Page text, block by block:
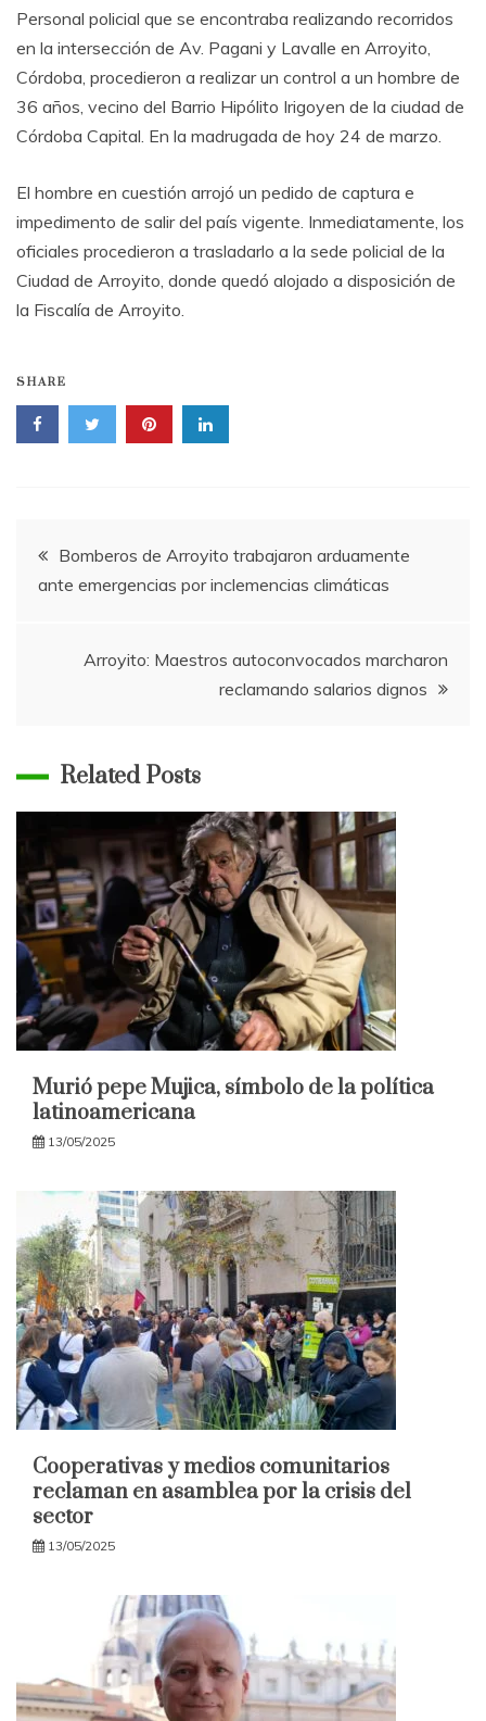
Personal policial que se encontraba realizando recorridos
en la intersección de Av. Pagani y Lavalle en Arroyito,
Córdoba, procedieron a realizar un control a un hombre de
36 años, vecino del Barrio Hipólito Irigoyen de la ciudad de
Córdoba Capital. En la madrugada de hoy 24 de marzo.
El hombre en cuestión arrojó un pedido de captura e
impedimento de salir del país vigente. Inmediatamente, los
oficiales procedieron a trasladarlo a la sede policial de la
Ciudad de Arroyito, donde quedó alojado a disposición de
la Fiscalía de Arroyito.
SHARE
Navegación
de
entradas
Bomberos de Arroyito trabajaron arduamente
ante emergencias por inclemencias climáticas
Arroyito: Maestros autoconvocados marcharon
reclamando salarios dignos
Related Posts
Murió pepe Mujica, símbolo de la política
latinoamericana
13/05/2025
Cooperativas y medios comunitarios
reclaman en asamblea por la crisis del
sector
13/05/2025